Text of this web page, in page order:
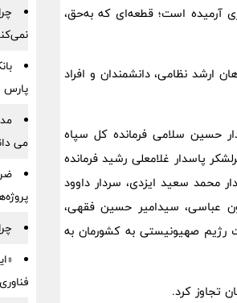
شهید حسن باقری آرمیده است؛ قطعه‌ای که به‌حق،
ارشد نظامی، دانشمندان و افراد
حسین سلامی فرمانده کل سپاه
پاسدار غلامعلی رشید فرمانده
محمد سعید ایزدی، سردار داوود
عباسی، سیدامیر حسین فقهی،
رژیم صهیونیستی به کشورمان به
تجاوز کرد.
پارس
می